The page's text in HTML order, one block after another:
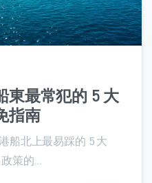
0
東最常犯的 5 大
指南
船北上最易踩的 5 大
策的...